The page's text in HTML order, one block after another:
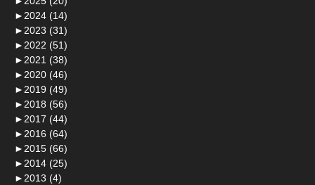
► 2024 (14)
► 2023 (31)
► 2022 (51)
► 2021 (38)
► 2020 (46)
► 2019 (49)
► 2018 (56)
► 2017 (44)
► 2016 (64)
► 2015 (66)
► 2014 (25)
► 2013 (4)